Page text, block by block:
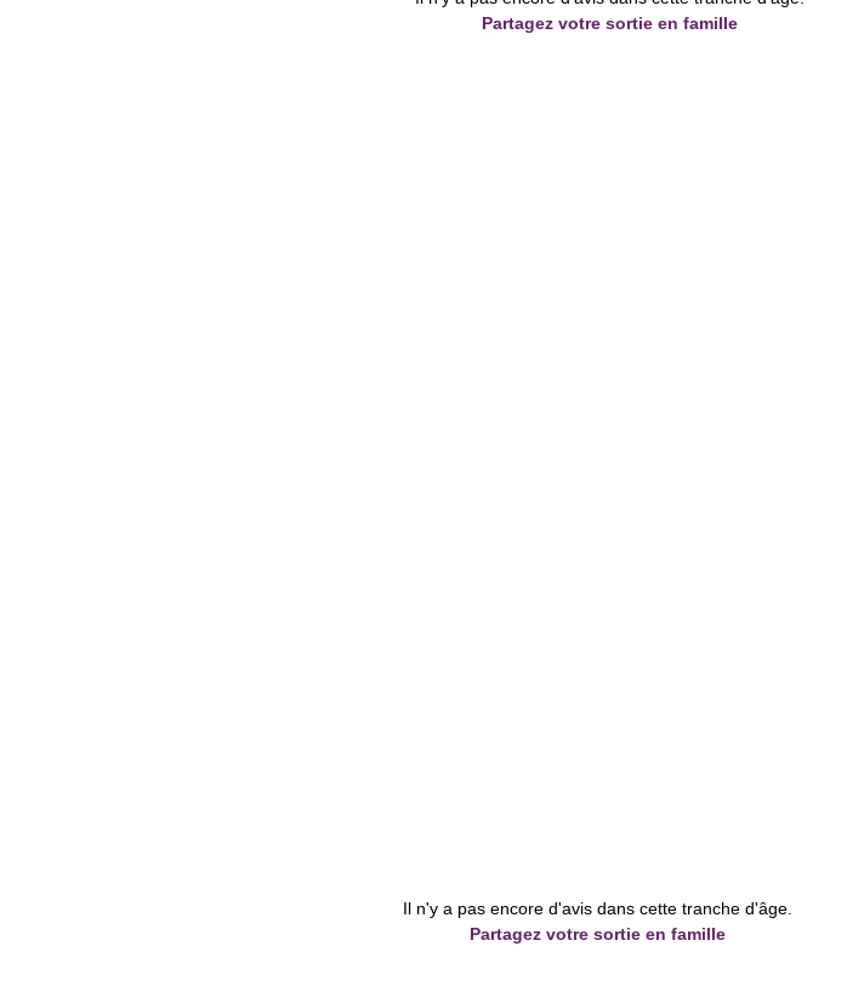
Partagez votre sortie en famille
Il n'y a pas encore d'avis dans cette tranche d'âge.
Partagez votre sortie en famille